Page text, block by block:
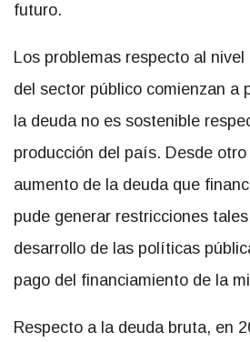
futuro.
Los problemas respecto al
del sector público comienzan a
la deuda no es sostenible
producción del país. Desde
aumento de la deuda que
pude generar restricciones
desarrollo de las políticas
pago del financiamiento de la
Respecto a la deuda bruta, en